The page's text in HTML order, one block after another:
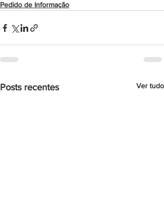
Pedido de Informação
Posts recentes Ver tudo